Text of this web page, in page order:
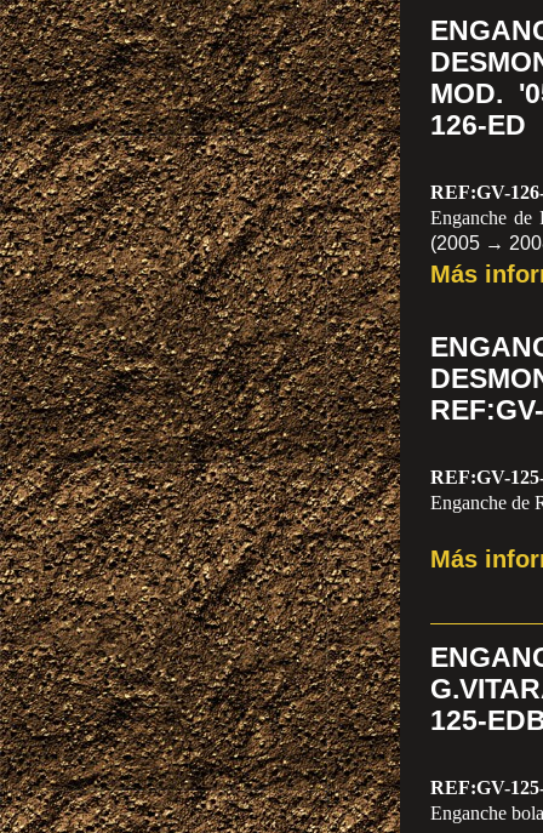
MOD.
126-ED
REF:GV-
Enganche de
(2005 →
Más
REF:GV-
Enganche de
Más
125-
REF:GV-
Enganche